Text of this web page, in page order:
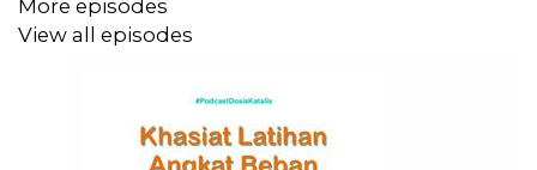
More episodes
View all episodes